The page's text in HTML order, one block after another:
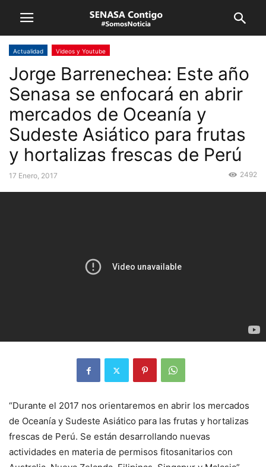
Actualidad Videos y Youtube
Jorge Barrenechea: Este año
Senasa se enfocará en abrir
mercados de Oceanía y
Sudeste Asiático para frutas
y hortalizas frescas de Perú
17 Enero, 2017 2492
“Durante el 2017 nos orientaremos en abrir los mercados
de Oceanía y Sudeste Asiático para las frutas y hortalizas
frescas de Perú. Se están desarrollando nuevas
actividades en materia de permisos fitosanitarios con